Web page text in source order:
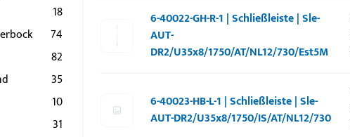
18
74
82
35
10
31
6-40022-GH-R-1 | Schließleiste | Sle-
AUT-
DR2/U35x8/1750/AT/NL12/730/Est5M
6-40023-HB-L-1 | Schließleiste | Sle-
AUT-DR2/U35x8/1750/IS/AT/NL12/730